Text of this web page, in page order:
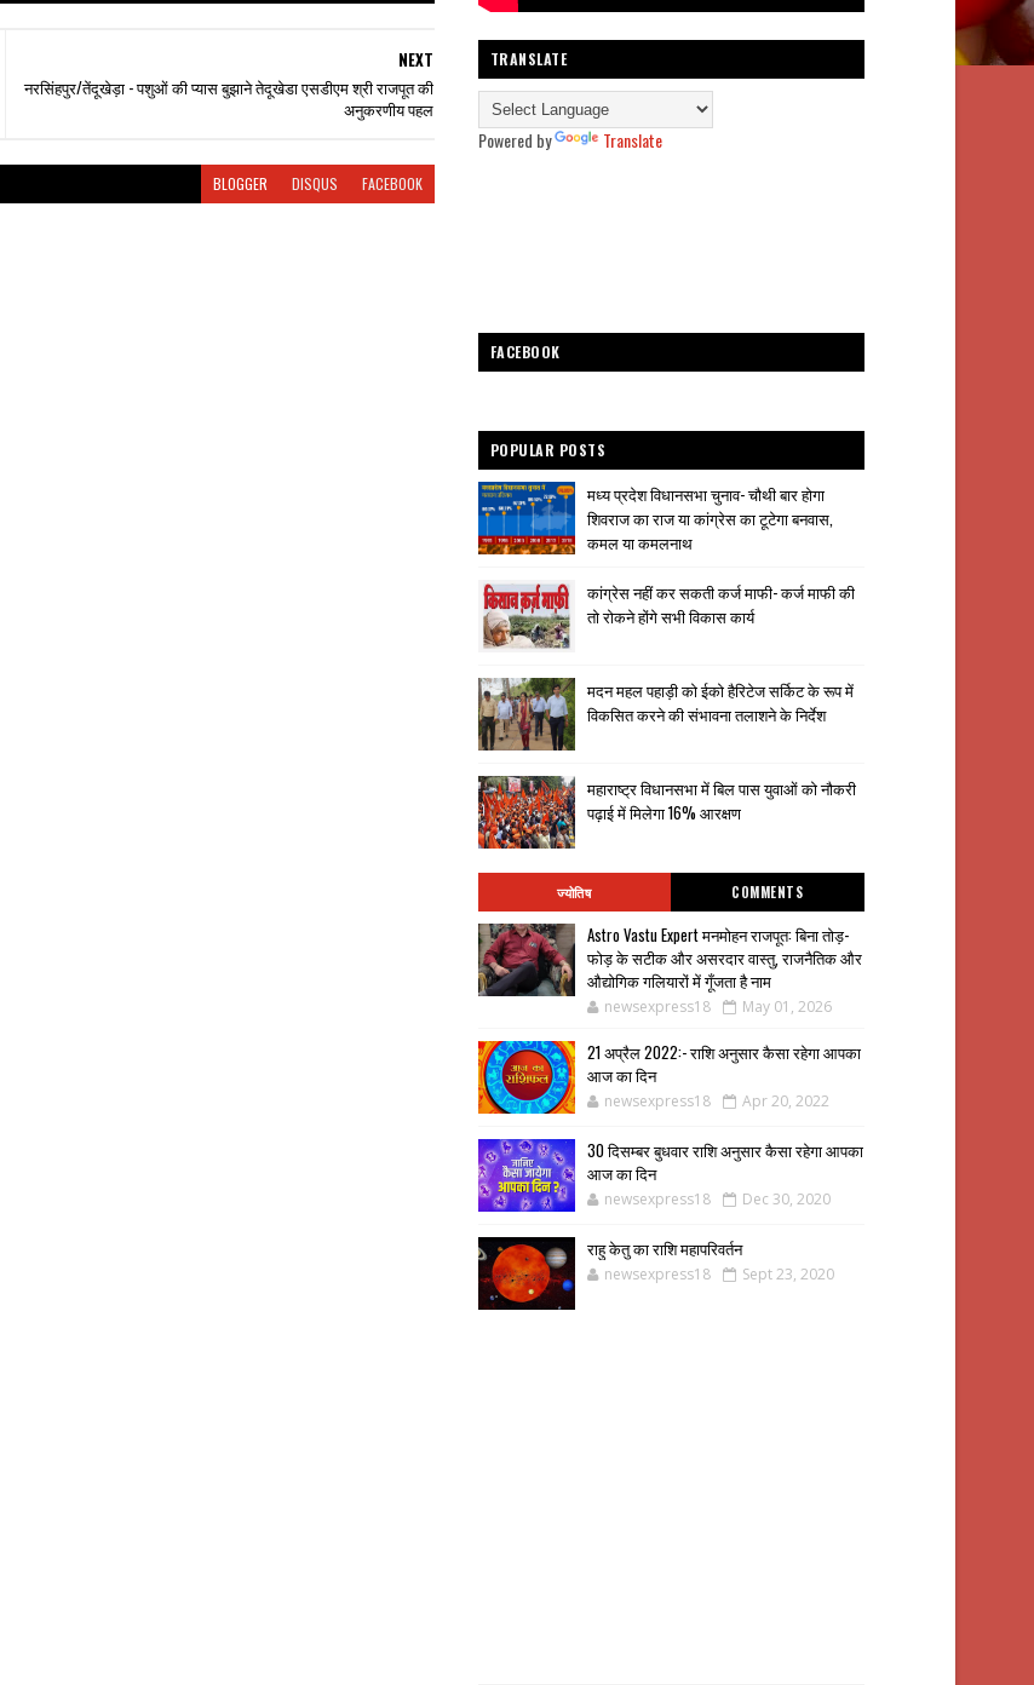
NEXT
नरसिंहपुर/तेंदूखेड़ा - पशुओं की प्यास बुझाने तेदूखेडा एसडीएम श्री राजपूत की
अनुकरणीय पहल
BLOGGER DISQUS FACEBOOK
TRANSLATE
Powered by Translate
FACEBOOK
POPULAR POSTS
मध्य प्रदेश विधानसभा चुनाव- चौथी बार होगा
शिवराज का राज या कांग्रेस का टूटेगा बनवास,
कमल या कमलनाथ
कांग्रेस नहीं कर सकती कर्ज माफी- कर्ज माफी की
तो रोकने होंगे सभी विकास कार्य
मदन महल पहाड़ी को ईको हैरिटेज सर्किट के रूप में
विकसित करने की संभावना तलाशने के निर्देश
महाराष्ट्र विधानसभा में बिल पास युवाओं को नौकरी
पढ़ाई में मिलेगा 16% आरक्षण
ज्योतिष COMMENTS
Astro Vastu Expert मनमोहन राजपूत: बिना तोड़-
फोड़ के सटीक और असरदार वास्तु, राजनैतिक और
औद्योगिक गलियारों में गूँजता है नाम
newsexpress18 May 01, 2026
21 अप्रैल 2022:- राशि अनुसार कैसा रहेगा आपका
आज का दिन
newsexpress18 Apr 20, 2022
30 दिसम्बर बुधवार राशि अनुसार कैसा रहेगा आपका
आज का दिन
newsexpress18 Dec 30, 2020
राहु केतु का राशि महापरिवर्तन
newsexpress18 Sept 23, 2020